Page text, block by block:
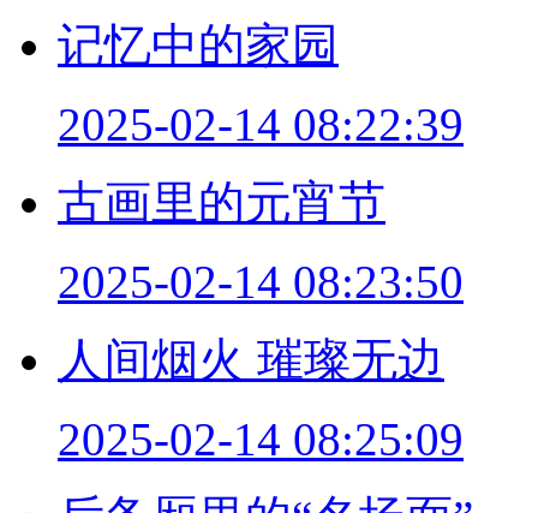
记忆中的家园
2025-02-14 08:22:39
古画里的元宵节
2025-02-14 08:23:50
人间烟火 璀璨无边
2025-02-14 08:25:09